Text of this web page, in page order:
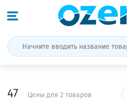
47 Цены для 2 товаров